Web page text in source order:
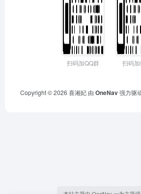
扫码加QQ群 扫码
Copyright © 2026 喜湘妃 由 OneNav强力驱